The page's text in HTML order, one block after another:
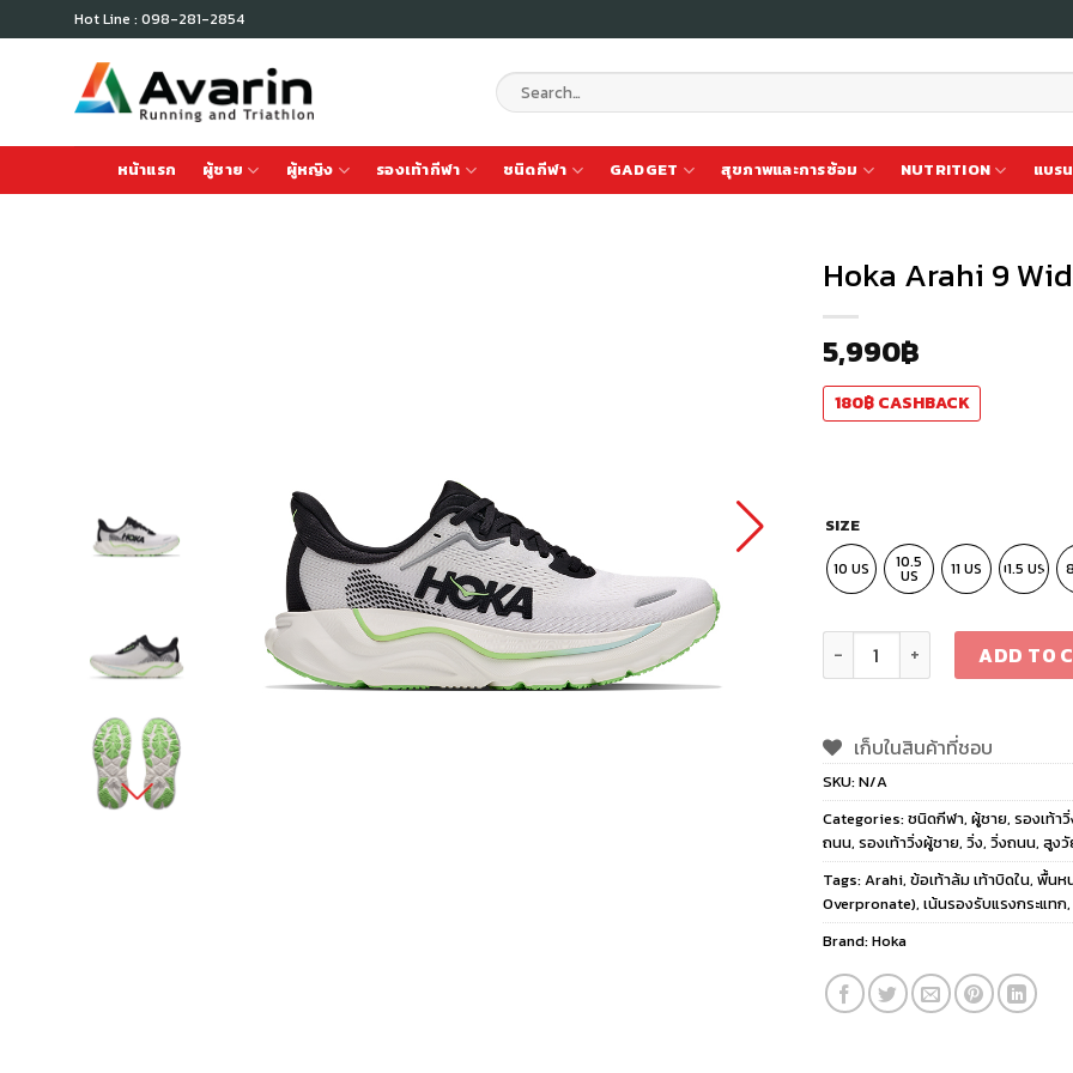
to
Hot Line : 098-281-2854
Search
for:
หน้าแรก ผู้ชาย ผู้หญิง รองเท้ากีฬา ชนิดกีฬา GADGET สุขภาพและการซ้อม NUTRITION แบร
Hoka Arahi 9
5,990฿
180฿CASHBACK
SIZE
10 US 10.5
US 11 US 11.5 US
Hoka Arahi 9 Wide Men
ADD TO
เก็บในสินค้าที่ชอบ
SKU:N/A
Categories:ชนิดกีฬา, ผู้ชาย, รองเท้า
ถนน, รองเท้าวิ่งผู้ชาย, วิ่ง, วิ่งถนน, สูงวั
Tags:Arahi, ข้อเท้าล้ม เท้าบิดใน, พื้นห
Overpronate), เน้นรองรับแรงกระแทก,
Brand:Hoka